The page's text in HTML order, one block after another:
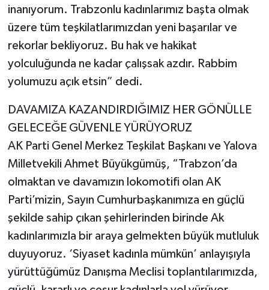
inanıyorum. Trabzonlu kadınlarımız başta olmak
üzere tüm teşkilatlarımızdan yeni başarılar ve
rekorlar bekliyoruz. Bu hak ve hakikat
yolculuğunda ne kadar çalışsak azdır. Rabbim
yolumuzu açık etsin” dedi.
DAVAMIZA KAZANDIRDIĞIMIZ HER GÖNÜLLE
GELECEĞE GÜVENLE YÜRÜYORUZ
AK Parti Genel Merkez Teşkilat Başkanı ve Yalova
Milletvekili Ahmet Büyükgümüş, “Trabzon’da
olmaktan ve davamızın lokomotifi olan AK
Parti’mizin, Sayın Cumhurbaşkanımıza en güçlü
şekilde sahip çıkan şehirlerinden birinde Ak
kadınlarımızla bir araya gelmekten büyük mutluluk
duyuyoruz. ‘Siyaset kadınla mümkün’ anlayışıyla
yürüttüğümüz Danışma Meclisi toplantılarımızda,